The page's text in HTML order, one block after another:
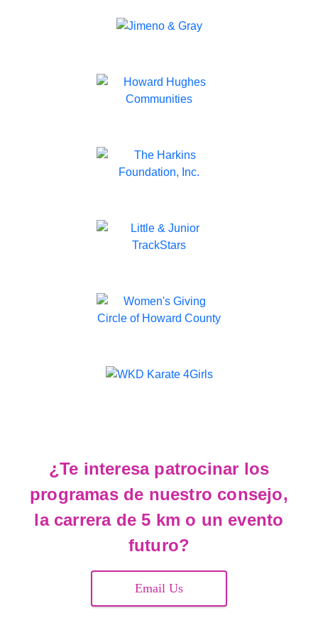
¿Te interesa patrocinar los
programas de nuestro consejo,
la carrera de 5 km o un evento
futuro?
Email Us